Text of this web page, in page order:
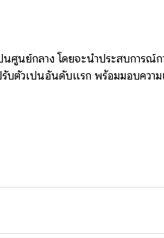
ศูนย์กลาง โดยจะนำประสบการณ์ก
บตัวเป็นอันดับแรก พร้อมมอบควา